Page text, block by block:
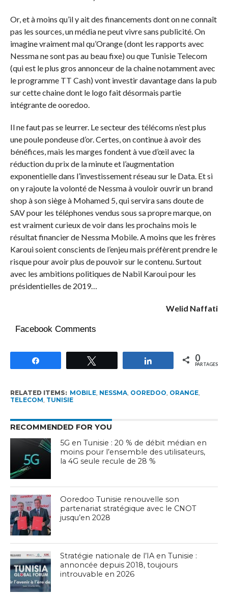
Or, et à moins qu’il y ait des financements dont on ne connaît
pas les sources, un média ne peut vivre sans publicité. On
imagine vraiment mal qu’Orange (dont les rapports avec
Nessma ne sont pas au beau fixe) ou que Tunisie Telecom
(qui est le plus gros annonceur de la chaine notamment avec
le programme TT Cash) vont investir davantage dans la pub
sur cette chaine dont le logo fait désormais partie
intégrante de ooredoo.
Il ne faut pas se leurrer. Le secteur des télécoms n’est plus
une poule pondeuse d’or. Certes, on continue à avoir des
bénéfices, mais les marges fondent à vue d’œil avec la
réduction du prix de la minute et l’augmentation
exponentielle dans l’investissement réseau sur le Data. Et si
on y rajoute la volonté de Nessma à vouloir ouvrir un brand
shop à son siège à Mohamed 5, qui servira sans doute de
SAV pour les téléphones vendus sous sa propre marque, on
est vraiment curieux de voir dans les prochains mois le
résultat financier de Nessma Mobile. A moins que les frères
Karoui soient conscients de l’enjeu mais préfèrent prendre le
risque pour avoir plus de pouvoir sur le contenu. Surtout
avec les ambitions politiques de Nabil Karoui pour les
présidentielles de 2019…
Welid Naffati
Facebook Comments
Partagez 0
PARTAGES
RELATED ITEMS: MOBILE, NESSMA, OOREDOO ORANGE,
TELECOM TUNISIE
RECOMMENDED FOR YOU
5G en Tunisie : 20 % de débit médian en
moins pour l’ensemble des utilisateurs,
la 4G seule recule de 28 %
Ooredoo Tunisie renouvelle son
partenariat stratégique avec le CNOT
jusqu’en 2028
Stratégie nationale de l’IA en Tunisie :
annoncée depuis 2018, toujours
introuvable en 2026